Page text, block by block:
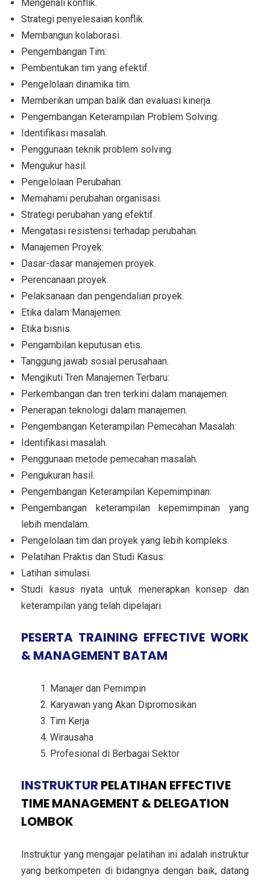
Mengenali konflik.
Strategi penyelesaian konflik.
Membangun kolaborasi.
Pengembangan Tim:
Pembentukan tim yang efektif.
Pengelolaan dinamika tim.
Memberikan umpan balik dan evaluasi kinerja.
Pengembangan Keterampilan Problem Solving:
Identifikasi masalah.
Penggunaan teknik problem solving.
Mengukur hasil.
Pengelolaan Perubahan:
Memahami perubahan organisasi.
Strategi perubahan yang efektif.
Mengatasi resistensi terhadap perubahan.
Manajemen Proyek:
Dasar-dasar manajemen proyek.
Perencanaan proyek.
Pelaksanaan dan pengendalian proyek.
Etika dalam Manajemen:
Etika bisnis.
Pengambilan keputusan etis.
Tanggung jawab sosial perusahaan.
Mengikuti Tren Manajemen Terbaru:
Perkembangan dan tren terkini dalam manajemen.
Penerapan teknologi dalam manajemen.
Pengembangan Keterampilan Pemecahan Masalah:
Identifikasi masalah.
Penggunaan metode pemecahan masalah.
Pengukuran hasil.
Pengembangan Keterampilan Kepemimpinan:
Pengembangan keterampilan kepemimpinan yang
lebih mendalam.
Pengelolaan tim dan proyek yang lebih kompleks.
Pelatihan Praktis dan Studi Kasus:
Latihan simulasi.
Studi kasus nyata untuk menerapkan konsep dan
keterampilan yang telah dipelajari.
PESERTA TRAINING EFFECTIVE WORK
& MANAGEMENT BATAM
Manajer dan Pemimpin
Karyawan yang Akan Dipromosikan
Tim Kerja
Wirausaha
Profesional di Berbagai Sektor
INSTRUKTUR PELATIHAN EFFECTIVE
TIME MANAGEMENT & DELEGATION
LOMBOK
Instruktur yang mengajar pelatihan ini adalah instruktur
yang berkompeten di bidangnya dengan baik, datang